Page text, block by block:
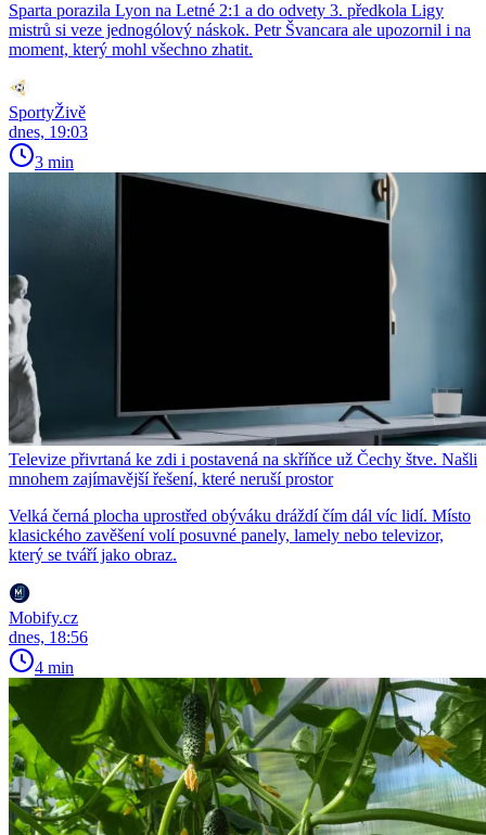
Sparta porazila Lyon na Letné 2:1 a do odvety 3. předkola Ligy
mistrů si veze jednogólový náskok. Petr Švancara ale upozornil i na
moment, který mohl všechno zhatit.
SportyŽivě
dnes, 19:03
3 min
Televize přivrtaná ke zdi i postavená na skříňce už Čechy štve. Našli
mnohem zajímavější řešení, které neruší prostor
Velká černá plocha uprostřed obýváku dráždí čím dál víc lidí. Místo
klasického zavěšení volí posuvné panely, lamely nebo televizor,
který se tváří jako obraz.
Mobify.cz
dnes, 18:56
4 min